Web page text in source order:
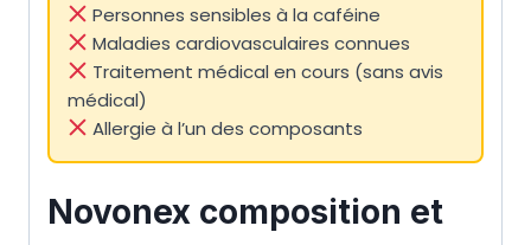
Personnes sensibles à la caféine
Maladies cardiovasculaires connues
Traitement médical en cours (sans avis
médical)
Allergie à l’un des composants
Novonex composition et